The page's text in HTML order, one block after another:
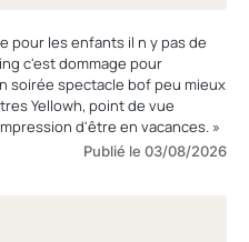
les enfants il n y pas de
c'est dommage pour
soirée spectacle bof peu mieux
Yellowh, point de vue
d'être en vacances. »
Publié le 03/08/2026